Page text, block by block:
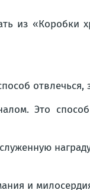
из «Коробки
Это
и